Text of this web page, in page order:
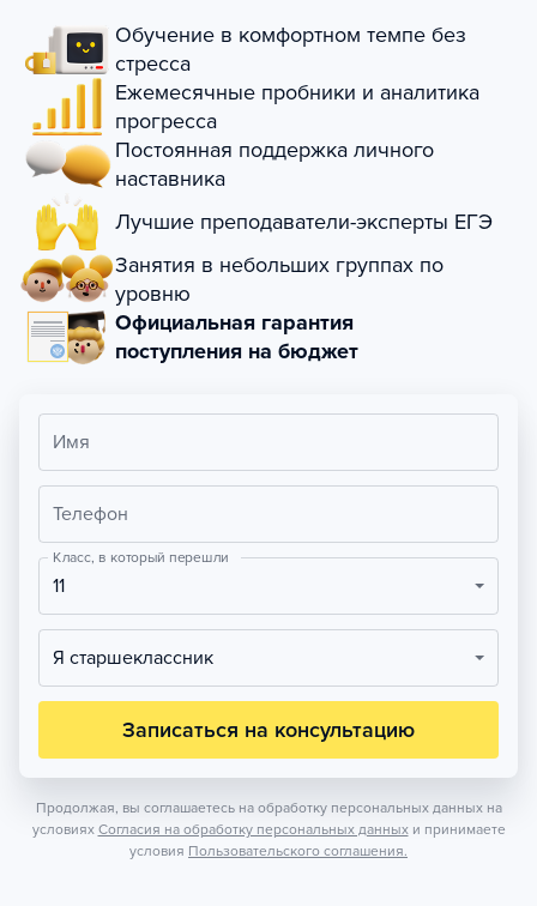
Обучение в комфортном темпе без
стресса
Ежемесячные пробники и аналитика
прогресса
Постоянная поддержка личного
наставника
Лучшие преподаватели-эксперты ЕГЭ
Занятия в небольших группах по
уровню
Официальная гарантия
поступления на бюджет
Имя
Телефон
Класс, в который перешли
11
Я старшеклассник
Записаться на консультацию
Продолжая, вы соглашаетесь на обработку персональных данных на
условиях Согласия на обработку персональных данных и принимаете
условия Пользовательского соглашения.